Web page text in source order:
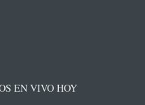
EN VIVO HOY